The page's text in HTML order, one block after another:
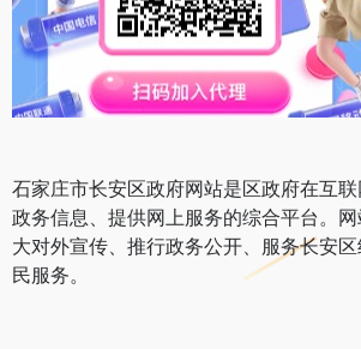
石家庄市长安区政府网站是区政府在互
政务信息、提供网上服务的综合平台。
大对外宣传、推行政务公开、服务长安
民服务。